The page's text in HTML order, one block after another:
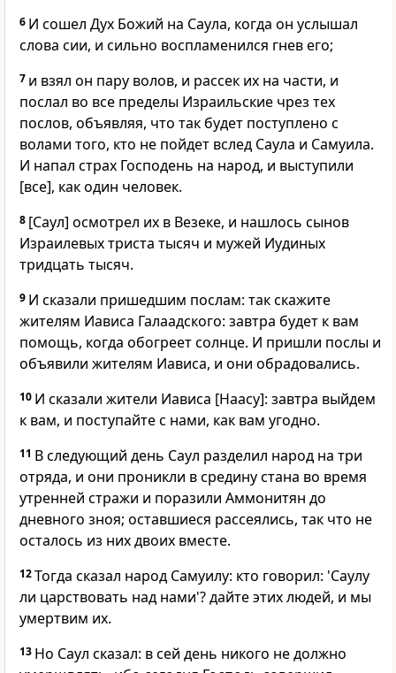
6 И сошел Дух Божий на Саула, когда он услышал
слова сии, и сильно воспламенился гнев его;
7 и взял он пару волов, и рассек их на части, и
послал во все пределы Израильские чрез тех
послов, объявляя, что так будет поступлено с
волами того, кто не пойдет вслед Саула и Самуила.
И напал страх Господень на народ, и выступили
[все], как один человек.
8 [Саул] осмотрел их в Везеке, и нашлось сынов
Израилевых триста тысяч и мужей Иудиных
тридцать тысяч.
9 И сказали пришедшим послам: так скажите
жителям Иависа Галаадского: завтра будет к вам
помощь, когда обогреет солнце. И пришли послы и
объявили жителям Иависа, и они обрадовались.
10 И сказали жители Иависа [Наасу]: завтра выйдем
к вам, и поступайте с нами, как вам угодно.
11 В следующий день Саул разделил народ на три
отряда, и они проникли в средину стана во время
утренней стражи и поразили Аммонитян до
дневного зноя; оставшиеся рассеялись, так что не
осталось из них двоих вместе.
12Тогда сказал народ Самуилу: кто говорил: 'Саулу
ли царствовать над нами'? дайте этих людей, и мы
умертвим их.
13 Но Саул сказал: в сей день никого не должно